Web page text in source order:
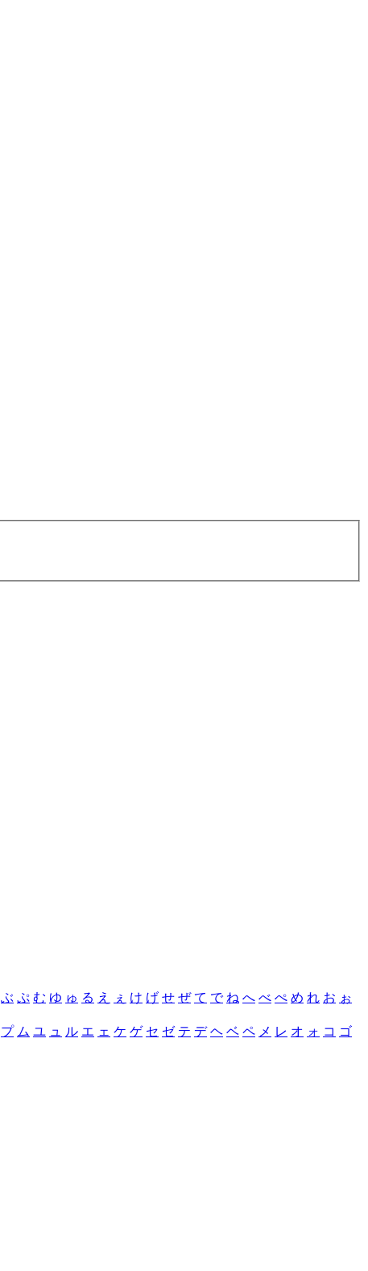
ぶ ぷ む ゆ ゅ る え ぇ け げ せ ぜ て で ね へ べ ぺ め れ お ぉ
プ ム ユ ュ ル エ ェ ケ ゲ セ ゼ テ デ ヘ ベ ペ メ レ オ ォ コ ゴ